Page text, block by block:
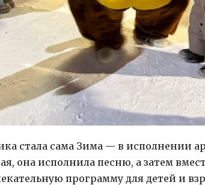
стала сама Зима — в исполнении
она исполнила песню, а затем
программу для детей и